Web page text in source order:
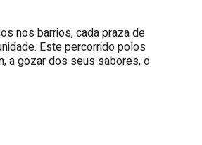
nos barrios, cada praza de
Este percorrido polos
a gozar dos seus sabores, o